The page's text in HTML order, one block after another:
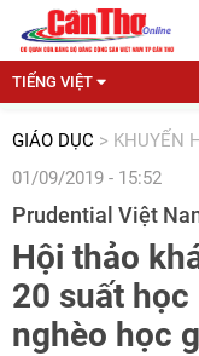
TIẾNG VIỆT
GIÁO DỤC > KHUYẾN
01/09/2019 - 15:52
Prudential Việt
Hội thảo
20 suất
nghèo học